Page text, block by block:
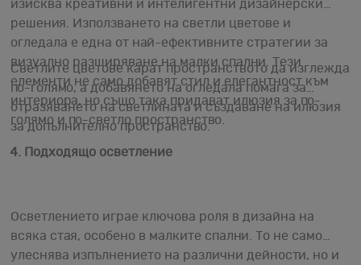
изисква креативни и интелигентни дизайнерски
решения. Използването на светли цветове и
огледала е една от най-ефективните стратегии за
визуално разширяване на малки спални. Тези
елементи не само добавят стил и елегантност към
интериора, но също така придават илюзия за по-
голямо и по-светло пространство.
Светлите цветове карат пространството да изглежда
по-голямо, а добавянето на огледала помага за
отразяването на светлината и създаване на илюзия
за допълнително пространство.
4. Подходящо осветление
Осветлението играе ключова роля в дизайна на
всяка стая, особено в малките спални. То не само
улеснява изпълнението на различни дейности, но и